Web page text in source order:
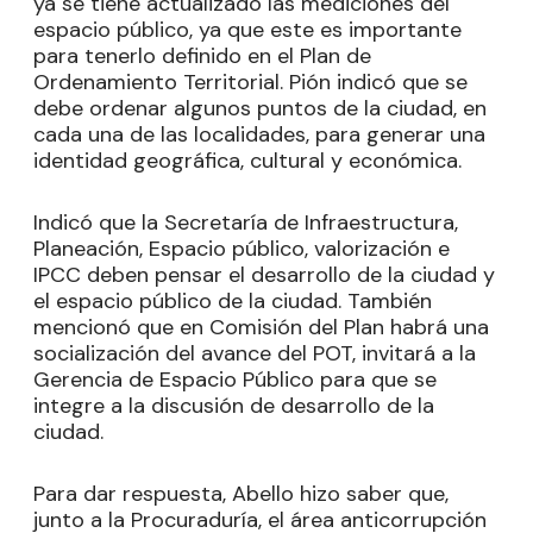
espacio público, ya que este es importante
para tenerlo definido en el Plan de
Ordenamiento Territorial. Pión indicó que se
debe ordenar algunos puntos de la ciudad, en
cada una de las localidades, para generar una
identidad geográfica, cultural y económica.
Indicó que la Secretaría de Infraestructura,
Planeación, Espacio público, valorización e
IPCC deben pensar el desarrollo de la ciudad y
el espacio público de la ciudad. También
mencionó que en Comisión del Plan habrá una
socialización del avance del POT, invitará a la
Gerencia de Espacio Público para que se
integre a la discusión de desarrollo de la
ciudad.
Para dar respuesta, Abello hizo saber que,
junto a la Procuraduría, el área anticorrupción